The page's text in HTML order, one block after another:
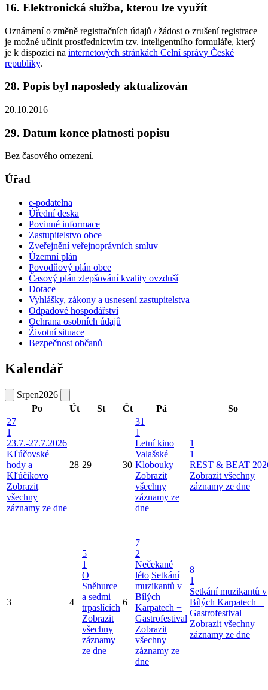
16. Elektronická služba, kterou lze využít
Oznámení o změně registračních údajů / žádost o zrušení registrace
je možné učinit prostřednictvím tzv. inteligentního formuláře, který
je k dispozici na internetových stránkách Celní správy České
republiky.
28. Popis byl naposledy aktualizován
20.10.2016
29. Datum konce platnosti popisu
Bez časového omezení.
Úřad
e-podatelna
Úřední deska
Povinné informace
Zastupitelstvo obce
Zveřejnění veřejnoprávních smluv
Územní plán
Povodňový plán obce
Časový plán zlepšování kvality ovzduší
Dotace
Vyhlášky, zákony a usnesení zastupitelstva
Odpadové hospodářství
Ochrana osobních údajů
Životní situace
Bezpečnost občanů
Kalendář
Srpen2026
Po
Út St Čt Pá
So
27
1
23.7.-27.7.2026
Kľúčovské
hody a
Kľúčikovo
Zobrazit
všechny
záznamy ze dne
28 29 30
31
1
Letní kino
Valašské
Klobouky
Zobrazit
všechny
záznamy ze
dne
1
1
REST & BEAT
Zobrazit všechny
záznamy ze dne
3 4
5
1
O
Sněhurce
a sedmi
trpaslících
Zobrazit
všechny
záznamy
ze dne
6
7
2
Nečekané
léto Setkání
muzikantů v
Bílých
Karpatech +
Gastrofestival
Zobrazit
všechny
záznamy ze
dne
8
1
Setkání muzikantů v
Bílých Karpatech +
Gastrofestival
Zobrazit všechny
záznamy ze dne